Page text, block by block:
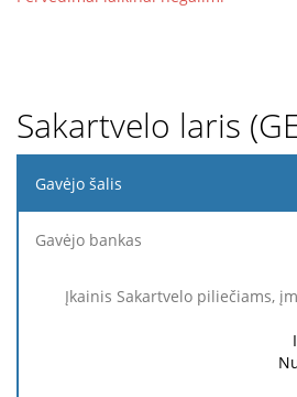
Sakartvelo laris
Gavėjo
piliečiams,